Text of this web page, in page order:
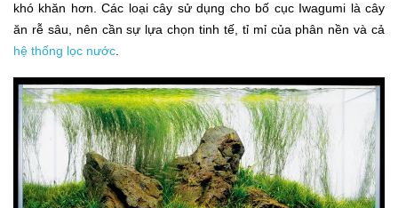
khó khăn hơn. Các loại cây sử dụng cho bố cục Iwagumi là cây
ăn rễ sâu, nên cần sự lựa chọn tinh tế, tỉ mỉ của phân nền và cả
hệ thống lọc nước.